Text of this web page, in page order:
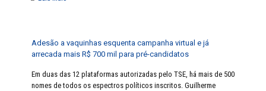
Adesão a vaquinhas esquenta campanha virtual e já
arrecada mais R$ 700 mil para pré-candidatos
Em duas das 12 plataformas autorizadas pelo TSE, há mais de 500
nomes de todos os espectros políticos inscritos. Guilherme